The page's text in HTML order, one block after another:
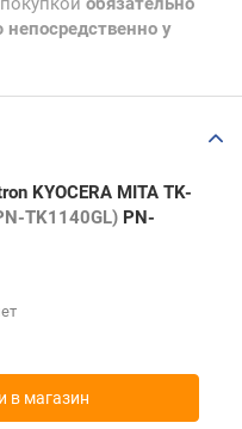
у
KYOCERA MITA TK-
TK1140GL) PN-
в магазин